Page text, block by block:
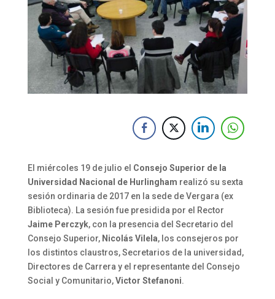
El miércoles 19 de julio el Consejo Superior de la
Universidad Nacional de Hurlingham realizó su sexta
sesión ordinaria de 2017 en la sede de Vergara (ex
Biblioteca). La sesión fue presidida por el Rector
Jaime Perczyk, con la presencia del Secretario del
Consejo Superior, Nicolás Vilela, los consejeros por
los distintos claustros, Secretarios de la universidad,
Directores de Carrera y el representante del Consejo
Social y Comunitario,Victor Stefanoni.